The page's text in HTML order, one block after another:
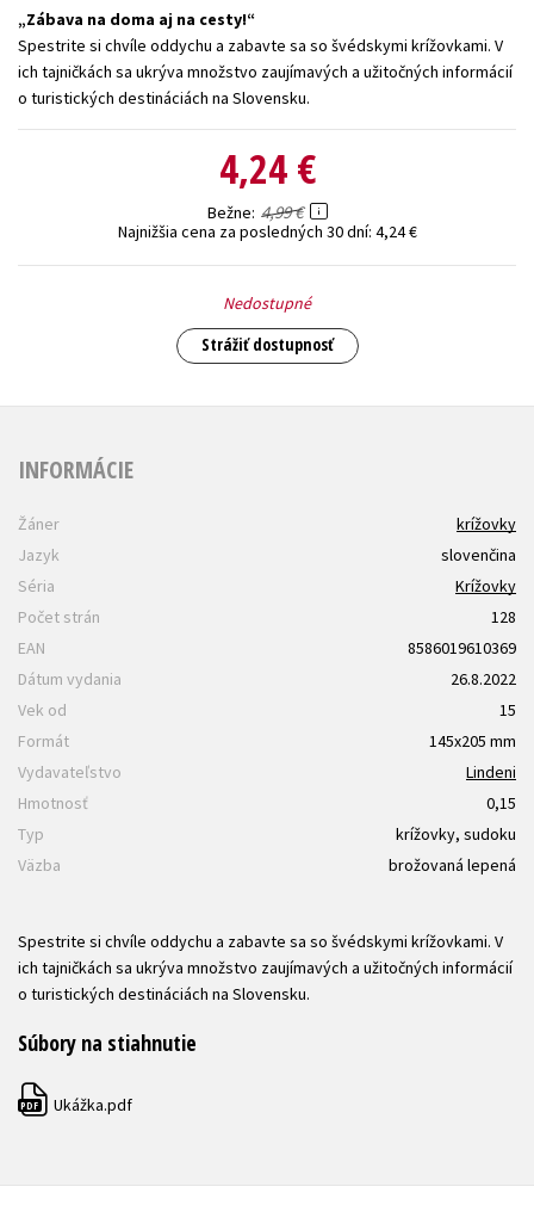
Technické vedy
Učebnice
Umenie a kultúra
Výchova a pedagogika
Young adult
Young adult (SK)
Všetky tituly
Zábava na doma aj na cesty!
Spestrite si chvíle oddychu a zabavte sa so švédskymi krížovkami. V
ich tajničkách sa ukrýva množstvo zaujímavých a užitočných informácií
o turistických destináciách na Slovensku.
4,24 €
Bežne 4,99 €
Najnižšia cena za posledných 30 dní: 4,24 €
Nedostupné
Strážiť dostupnosť
INFORMÁCIE
Žáner
krížovky
Jazyk
slovenčina
Séria
Krížovky
Počet strán
128
EAN
8586019610369
Dátum vydania
26.8.2022
Vek od
15
Formát
145x205 mm
Vydavateľstvo
Lindeni
Hmotnosť
0,15
Typ
krížovky, sudoku
Väzba
brožovaná lepená
Spestrite si chvíle oddychu a zabavte sa so švédskymi krížovkami. V
ich tajničkách sa ukrýva množstvo zaujímavých a užitočných informácií
o turistických destináciách na Slovensku.
Súbory na stiahnutie
PDF Ukážka.pdf